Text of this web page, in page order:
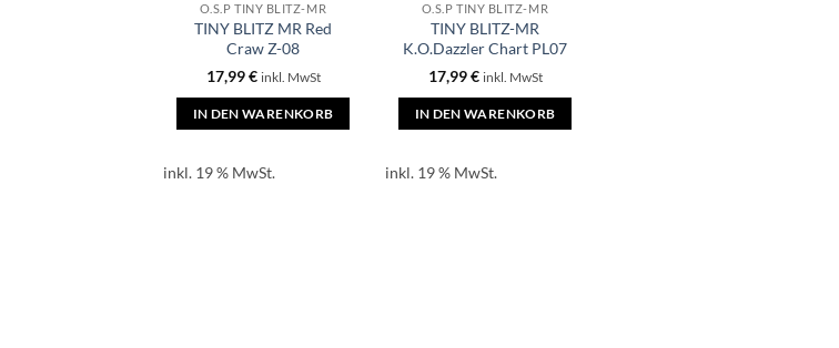
O.S.P TINY BLITZ-MR
TINY BLITZ MR Red
Craw Z-08
17,99€ inkl. MwSt
IN DEN WARENKORB
inkl. 19 % MwSt.
O.S.P TINY BLITZ-MR
TINY BLITZ-MR
K.O.Dazzler Chart PL07
17,99€ inkl. MwSt
IN DEN WARENKORB
inkl. 19 % MwSt.